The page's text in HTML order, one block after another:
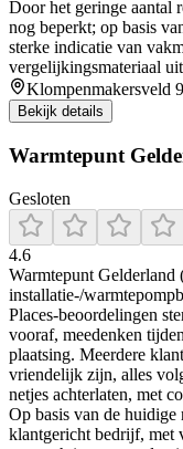
Door het geringe aantal
nog beperkt; op basis
sterke indicatie van
vergelijkingsmateriaal
Klompenmakersveld
Bekijk details
Warmtepunt
Gesloten
4.6
Warmtepunt Gelderland
installatie-/
Places-beoordelingen
vooraf, meedenken
plaatsing. Meerdere
vriendelijk zijn, alles
netjes achterlaten, met
Op basis van de
klantgericht bedrijf, met